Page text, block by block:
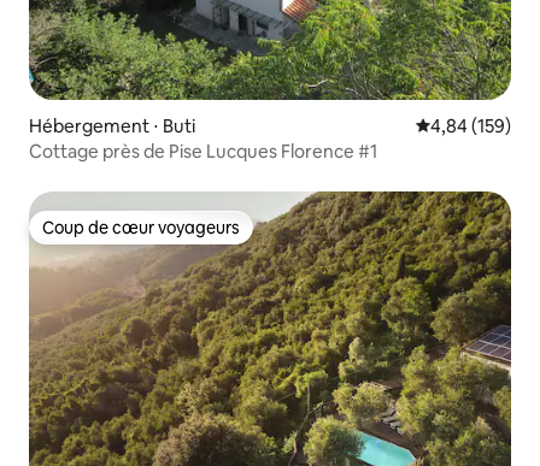
Hébergement ⋅ Buti Évaluation
4,84 (159)
Cottage près de Pise Lucques Florence #1
Coup de cœur voyageurs
Coup de cœur voyageurs